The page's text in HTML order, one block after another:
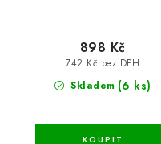
Skladem (6 ks)
742 Kč bez DPH
898 Kč